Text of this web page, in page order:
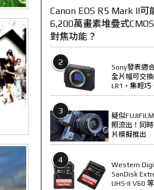
Canon EOS R5 Mark II可
6,200萬畫素堆疊式
對焦功能？
2
Sony發表適
全片幅可交
LR1，集輕巧
3
疑似
照流出！同
片模擬推出
4
Western
SanDisk
UHS-II V60